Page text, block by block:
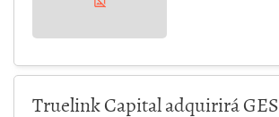
Truelink Capital adquirirá GES